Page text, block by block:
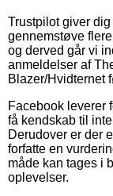
Trustpilot giver
gennemstøve
og derved går vi
anmeldelser af
Blazer/Hvidternet
Facebook leverer
få kendskab til
Derudover er der
forfatte en
måde kan tages i
oplevelser.